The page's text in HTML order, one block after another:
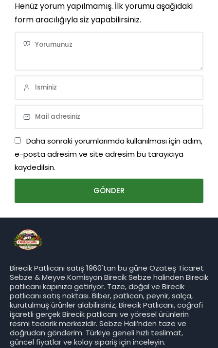
Henüz yorum yapılmamış. İlk yorumu aşağıdaki
form aracılığıyla siz yapabilirsiniz.
Daha sonraki yorumlarımda kullanılması için adım,
e-posta adresim ve site adresim bu tarayıcıya
kaydedilsin.
Birecik Patlıcanı satış 1960'tan bu güne Özateş Ticaret
Sebze & Meyve Komisyon Birecik Sebze halinden Birecik
patlıcanı kapınıza getiriyor. Taze, doğal ve Birecik
patlıcanı satış noktası. Biber, patlıcan, peynir, salça,
kurutulmuş ürünler alabilirsiniz, Birecik Patlıcanı, coğrafi
işaretli gerçek Birecik patlıcanı ve yöresel ürünlerin
resmi tedarik merkezidir. Sebze Hali’nden taze ve
doğrudan gönderim. Türkiye geneli hızlı teslimat,
güncel fiyatlar ve kolay sipariş için inceleyin.